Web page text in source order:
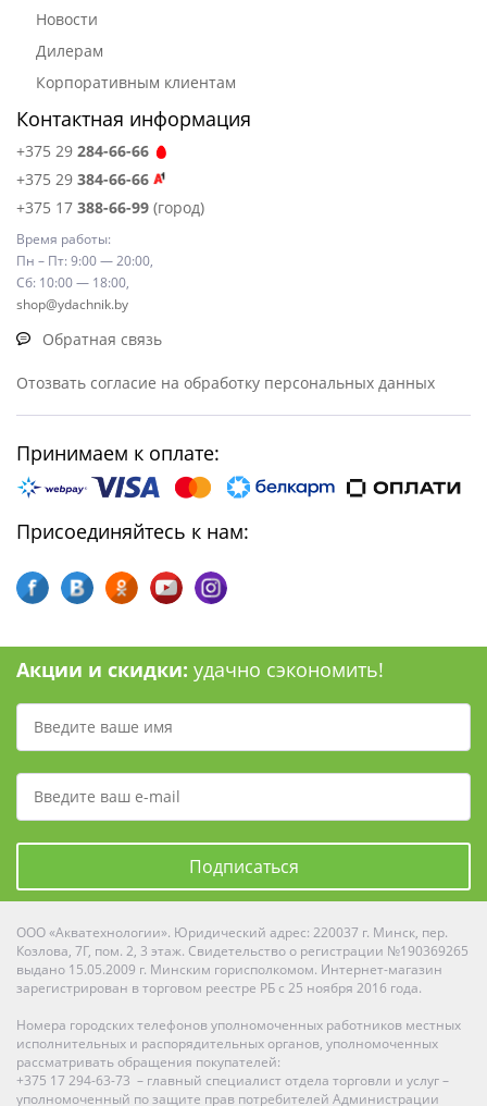
Новости
Дилерам
Корпоративным клиентам
Контактная информация
+375 29 284-66-66
+375 29 384-66-66
+375 17 388-66-99 (город)
Время работы:
Пн – Пт: 9:00 — 20:00,
Сб: 10:00 — 18:00,
shop@ydachnik.by
Обратная связь
Отозвать согласие на обработку персональных данных
Принимаем к оплате:
Присоединяйтесь к нам:
Акции и скидки: удачно сэкономить!
Подписаться
ООО «Акватехнологии». Юридический адрес: 220037 г. Минск, пер.
Козлова, 7Г, пом. 2, 3 этаж. Свидетельство о регистрации №190369265
выдано 15.05.2009 г. Минским горисполкомом. Интернет-магазин
зарегистрирован в торговом реестре РБ с 25 ноября 2016 года.
Номера городских телефонов уполномоченных работников местных
исполнительных и распорядительных органов, уполномоченных
рассматривать обращения покупателей:
+375 17 294-63-73 – главный специалист отдела торговли и услуг –
уполномоченный по защите прав потребителей Администрации